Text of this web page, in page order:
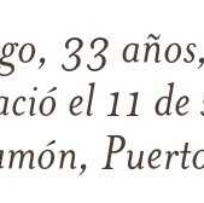
33
el 11 de